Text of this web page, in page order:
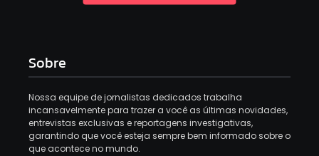
Sobre
Nossa equipe de jornalistas dedicados trabalha
incansavelmente para trazer a você as últimas novidades,
entrevistas exclusivas e reportagens investigativas,
garantindo que você esteja sempre bem informado sobre o
que acontece no mundo.